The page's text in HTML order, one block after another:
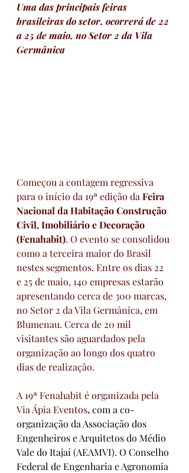
Uma das principais feiras
brasileiras do setor, ocorrerá de 22
a 25 de maio, no Setor 2 da Vila
Germânica
Começou a contagem regressiva
para o início da 19ª edição da Feira
Nacional da Habitação Construção
Civil, Imobiliário e Decoração
(Fenahabit). O evento se consolidou
como a terceira maior do Brasil
nestes segmentos. Entre os dias 22
e 25 de maio, 140 empresas estarão
apresentando cerca de 300 marcas,
no Setor 2 da Vila Germânica, em
Blumenau. Cerca de 20 mil
visitantes são aguardados pela
organização ao longo dos quatro
dias de realização.
A 19ª Fenahabit é organizada pela
Via Ápia Eventos, com a co-
organização da Associação dos
Engenheiros e Arquitetos do Médio
Vale do Itajaí (AEAMVI). O Conselho
Federal de Engenharia e Agronomia